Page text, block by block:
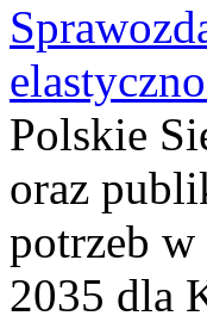
Polskie
oraz
potrzeb
2035 dla